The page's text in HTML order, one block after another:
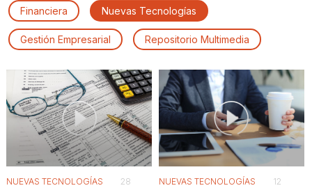
Financiera Nuevas Tecnologías
Gestión Empresarial Repositorio Multimedia
NUEVAS TECNOLOGÍAS
28
NUEVAS TECNOLOGÍAS
12